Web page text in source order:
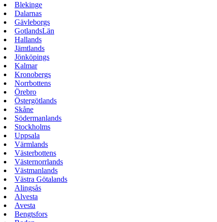
Blekinge
Dalarnas
Gävleborgs
GotlandsLän
Hallands
Jämtlands
Jönköpings
Kalmar
Kronobergs
Norrbottens
Örebro
Östergötlands
Skåne
Södermanlands
Stockholms
Uppsala
Värmlands
Västerbottens
Västernorrlands
Västmanlands
Västra Götalands
Alingsås
Alvesta
Avesta
Bengtsfors